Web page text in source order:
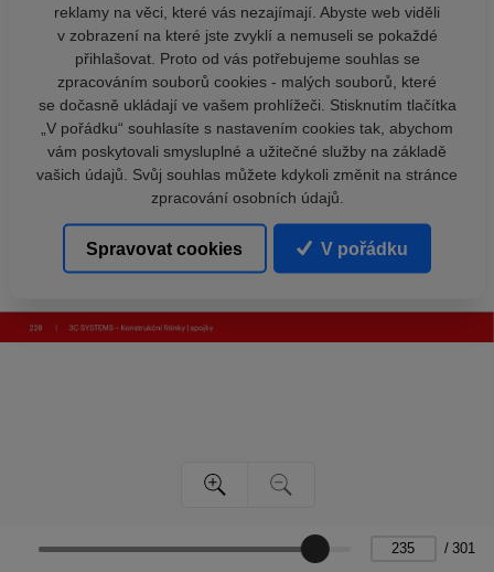
/ 301
reklamy na věci, které vás nezajímají. Abyste web viděli
v zobrazení na které jste zvyklí a nemuseli se pokaždé
přihlašovat. Proto od vás potřebujeme souhlas se
zpracováním souborů cookies - malých souborů, které
se dočasně ukládají ve vašem prohlížeči. Stisknutím tlačítka
„V pořádku“ souhlasíte s nastavením cookies tak, abychom
vám poskytovali smysluplné a užitečné služby na základě
vašich údajů. Svůj souhlas můžete kdykoli změnit na stránce
zpracování osobních údajů.
Spravovat cookies V pořádku